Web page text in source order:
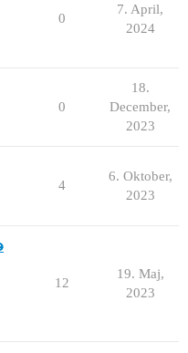
0
7. April,
2024
0
18.
December,
2023
4
6. Oktober,
2023
12
19. Maj,
2023